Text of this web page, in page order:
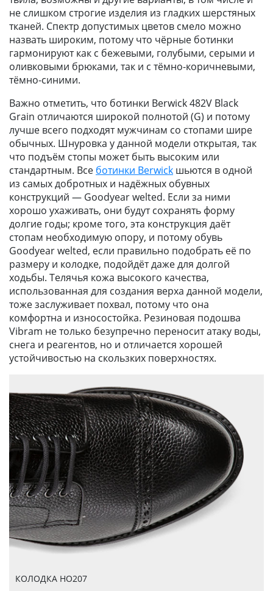
не слишком строгие изделия из гладких шерстяных
тканей. Спектр допустимых цветов смело можно
назвать широким, потому что чёрные ботинки
гармонируют как с бежевыми, голубыми, серыми и
оливковыми брюками, так и с тёмно-коричневыми,
тёмно-синими.
Важно отметить, что ботинки Berwick 482V Black
Grain отличаются широкой полнотой (G) и потому
лучше всего подходят мужчинам со стопами шире
обычных. Шнуровка у данной модели открытая, так
что подъём стопы может быть высоким или
стандартным. Все ботинки Berwick шьются в одной
из самых добротных и надёжных обувных
конструкций — Goodyear welted. Если за ними
хорошо ухаживать, они будут сохранять форму
долгие годы; кроме того, эта конструкция даёт
стопам необходимую опору, и потому обувь
Goodyear welted, если правильно подобрать её по
размеру и колодке, подойдёт даже для долгой
ходьбы. Телячья кожа высокого качества,
использованная для создания верха данной модели,
тоже заслуживает похвал, потому что она
комфортна и износостойка. Резиновая подошва
Vibram не только безупречно переносит атаку воды,
снега и реагентов, но и отличается хорошей
устойчивостью на скользких поверхностях.
КОЛОДКА HO207